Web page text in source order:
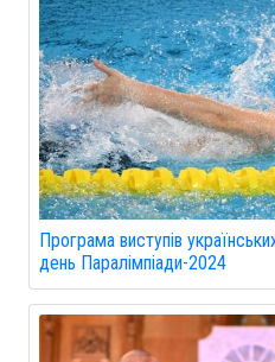
Програма виступів
день Паралімпіади-2024